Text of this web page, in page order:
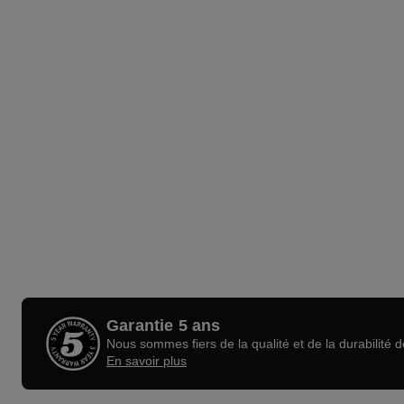
Garantie 5 ans
Nous sommes fiers de la qualité et de la durabilité
En savoir plus